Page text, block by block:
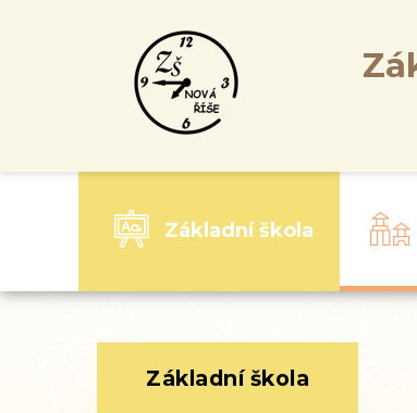
Základní škola
Základní škola